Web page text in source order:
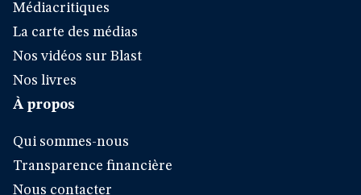
Médiacritiques
La carte des médias
Nos vidéos sur Blast
Nos livres
À propos
Qui sommes-nous
Transparence financière
Nous contacter